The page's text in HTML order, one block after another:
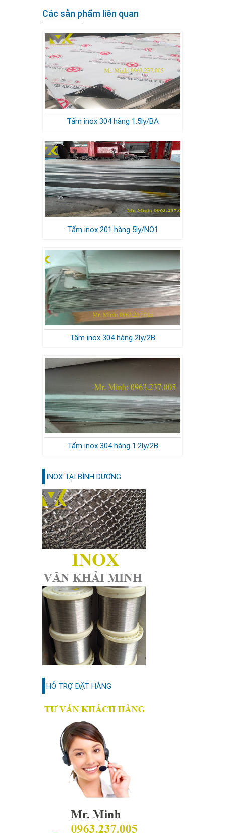
Các sản phẩm liên quan
Tấm inox 304 hàng 1.5ly/BA
Tấm inox 201 hàng 5ly/NO1
Tấm inox 304 hàng 2ly/2B
Tấm inox 304 hàng 1.2ly/2B
INOX TẠI BÌNH DƯƠNG
HỖ TRỢ ĐẶT HÀNG